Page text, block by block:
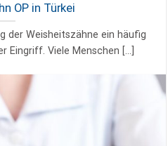
OP in Türkei
der Weisheitszähne ein häufig
Eingriff. Viele Menschen [...]